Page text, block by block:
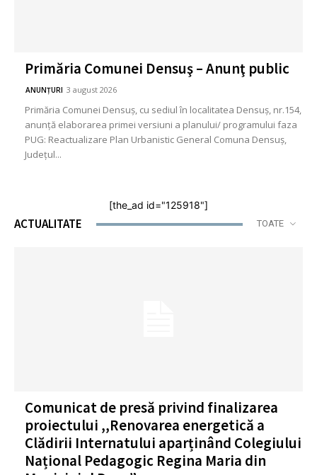
Primăria Comunei Densuş – Anunţ public
ANUNȚURI 3 august 2026
Primăria Comunei Densuş, cu sediul în localitatea Densuş, nr.154,
anunță elaborarea primei versiuni a planului/ programului faza
PUG: Reactualizare Plan Urbanistic General Comuna Densuş,
Județul...
[the_ad id="125918"]
ACTUALITATE TOATE
Comunicat de presă privind finalizarea
proiectului ,,Renovarea energetică a
Clădirii Internatului aparținând Colegiului
Național Pedagogic Regina Maria din